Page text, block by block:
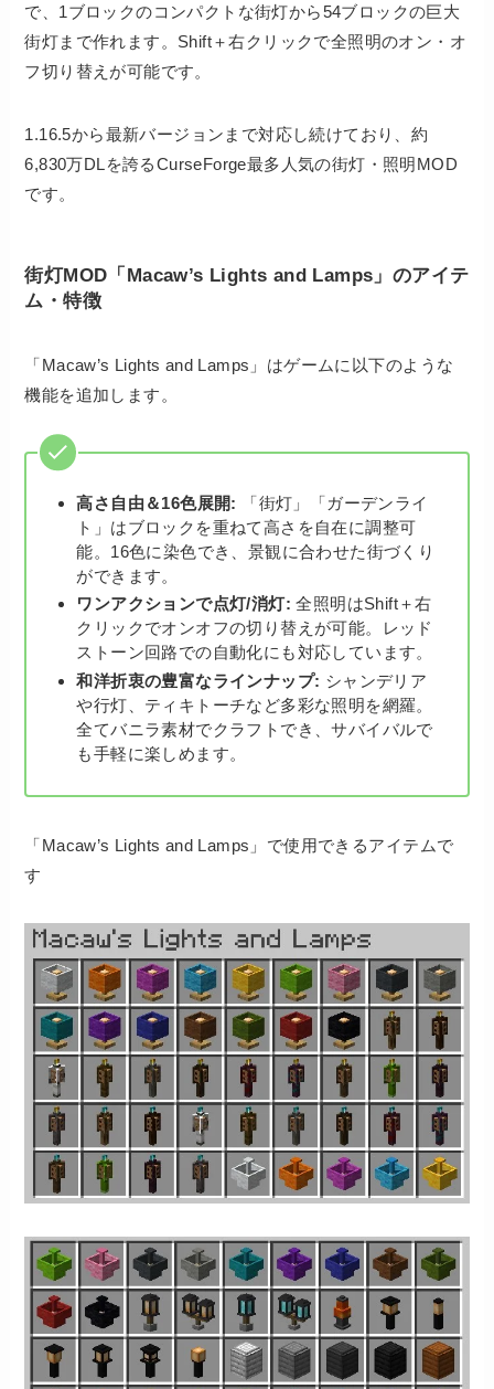
で、1ブロックのコンパクトな街灯から54ブロックの巨大
街灯まで作れます。Shift＋右クリックで全照明のオン・オ
フ切り替えが可能です。
1.16.5から最新バージョンまで対応し続けており、約
6,830万DLを誇るCurseForge最多人気の街灯・照明MOD
です。
街灯MOD「Macaw’s Lights and Lamps」のアイテ
ム・特徴
「Macaw’s Lights and Lamps」はゲームに以下のような
機能を追加します。
高さ自由＆16色展開:
「街灯」「ガーデンライ
ト」はブロックを重ねて高さを自在に調整可
能。16色に染色でき、景観に合わせた街づくり
ができます。
ワンアクションで点灯/消灯: 全照明はShift＋右
クリックでオンオフの切り替えが可能。レッド
ストーン回路での自動化にも対応しています。
和洋折衷の豊富なラインナップ: シャンデリア
や行灯、ティキトーチなど多彩な照明を網羅。
全てバニラ素材でクラフトでき、サバイバルで
も手軽に楽しめます。
「Macaw’s Lights and Lamps」で使用できるアイテムで
す